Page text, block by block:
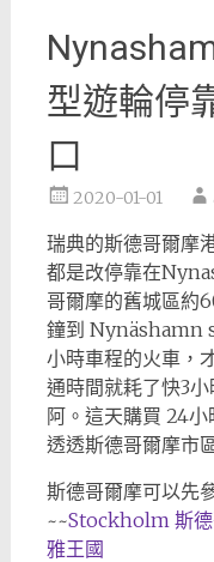
型遊輪停
口
2020-01-01
瑞典的斯德哥爾摩
都是改停靠在
哥爾摩的舊城區約
鐘到 Nynäshamn
小時車程的火車，
通時間就耗了快3
阿。這天購買 24
透透斯德哥爾摩市
斯德哥爾摩可以先
~~Stockholm 斯德
雅王國